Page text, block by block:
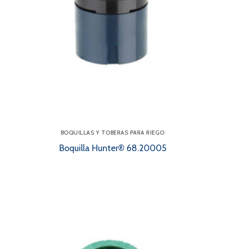
BOQUILLAS Y TOBERAS PARA RIEGO
Boquilla Hunter® 68.20005